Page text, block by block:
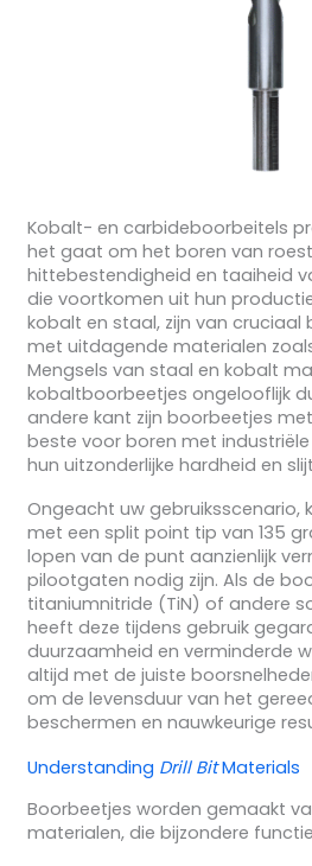
Kobalt- en carbideboorbeitels
het gaat om het boren van
hittebestendigheid en taaiheid
die voortkomen uit hun
kobalt en staal, zijn van
met uitdagende materialen
Mengsels van staal en kobalt
kobaltboorbeetjes ongelooflijk
andere kant zijn boorbeetjes
beste voor boren met
hun uitzonderlijke hardheid en
Ongeacht uw gebruiksscenario,
met een split point tip van 135
lopen van de punt aanzienlijk
pilootgaten nodig zijn. Als de
titaniumnitride (TiN) of andere
heeft deze tijdens gebruik
duurzaamheid en verminderde
altijd met de juiste
om de levensduur van het
beschermen en nauwkeurige
Understanding Drill BitMaterials
Boorbeetjes worden gemaakt
materialen, die bijzondere